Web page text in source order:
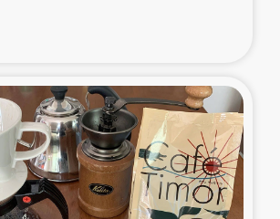
農を通した女性グループの生計支援
普及と食生活改善による栄養改善事業
フェアトレード事業